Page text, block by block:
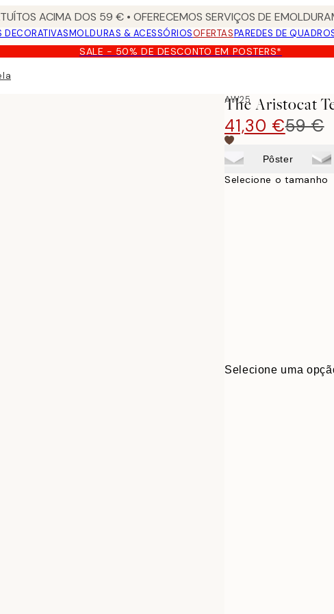
ACIMA DOS 59 € • OFERECEMOS SERVIÇOS DE
DECORATIVASMOLDURAS & ACESSÓRIOSOFERTASPAREDES DE
SALE - 50% DE DESCONTO EM POSTERS*
AW25
The Aristocat
41,30 €59 €
Pôster
Selecione o tamanho
Selecione uma